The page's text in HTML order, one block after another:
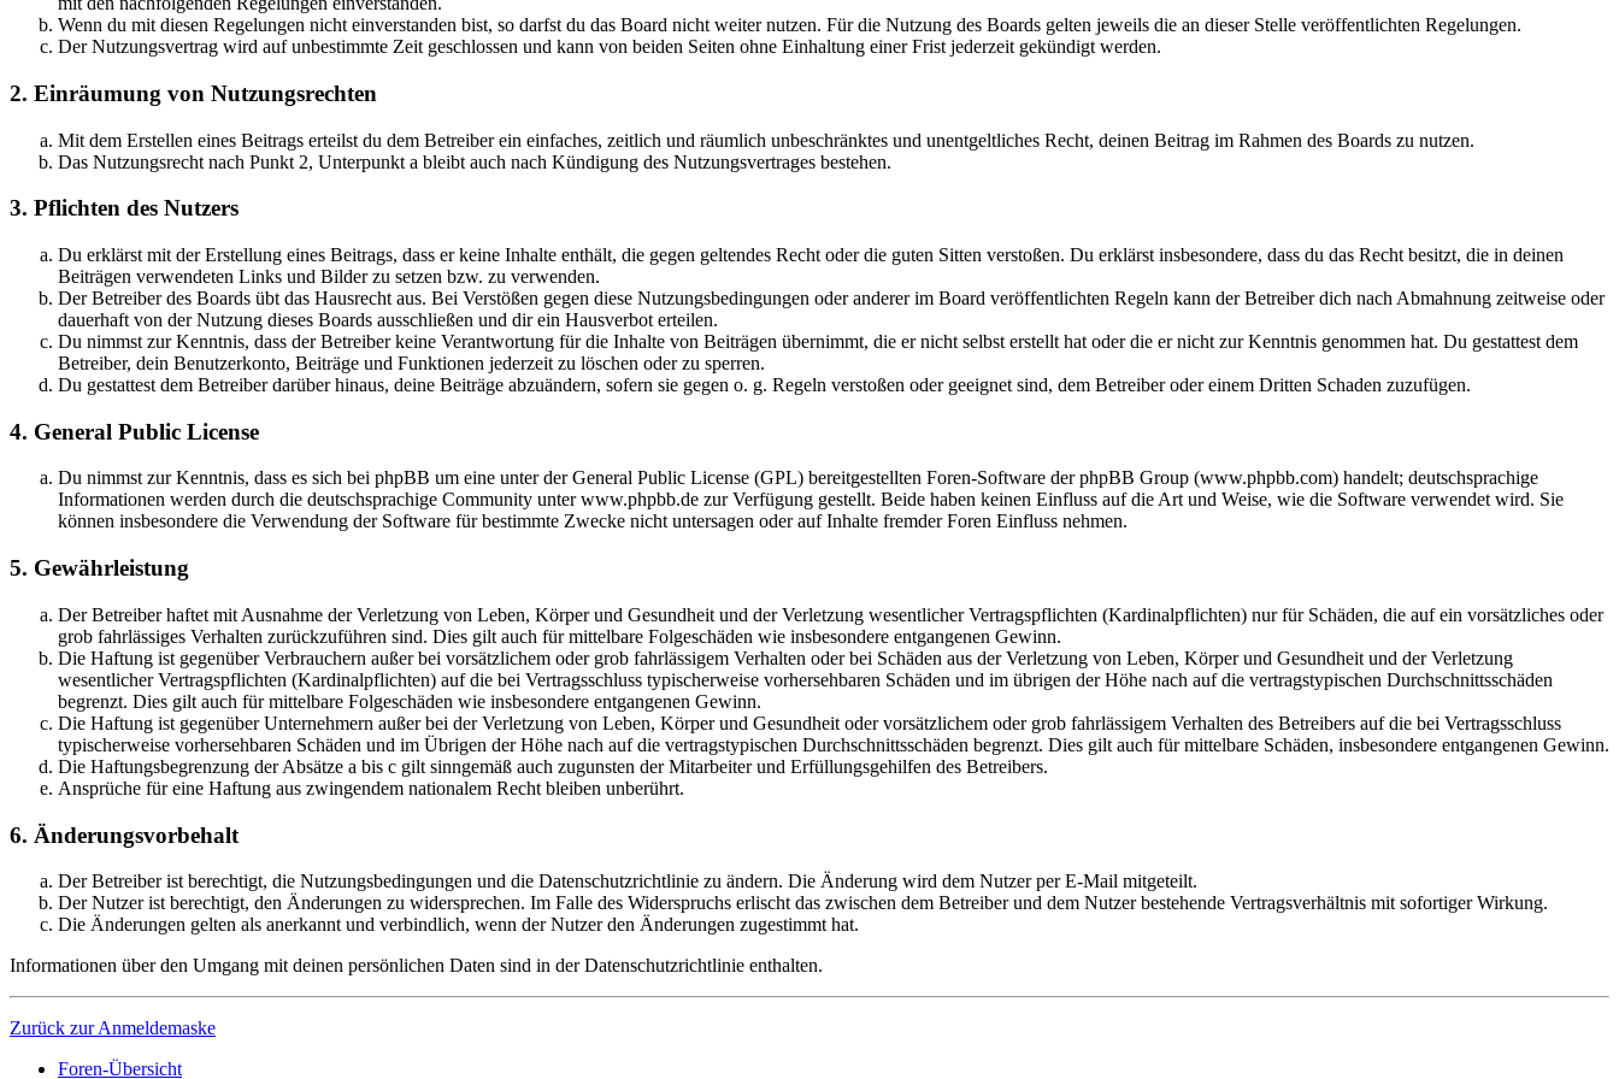
Wenn du mit diesen Regelungen nicht einverstanden bist, so darfst du das Board nicht weiter nutzen. Für die Nutzung des Boards gelten jeweils die an dieser Stelle veröffentlichten Regelungen.
Der Nutzungsvertrag wird auf unbestimmte Zeit geschlossen und kann von beiden Seiten ohne Einhaltung einer Frist jederzeit gekündigt werden.
2. Einräumung von Nutzungsrechten
Mit dem Erstellen eines Beitrags erteilst du dem Betreiber ein einfaches, zeitlich und räumlich unbeschränktes und unentgeltliches Recht, deinen Beitrag im Rahmen des Boards zu nutzen.
Das Nutzungsrecht nach Punkt 2, Unterpunkt a bleibt auch nach Kündigung des Nutzungsvertrages bestehen.
3. Pflichten des Nutzers
Du erklärst mit der Erstellung eines Beitrags, dass er keine Inhalte enthält, die gegen geltendes Recht oder die guten Sitten verstoßen. Du erklärst insbesondere, dass du das Recht besitzt, die in deinen
Beiträgen verwendeten Links und Bilder zu setzen bzw. zu verwenden.
Der Betreiber des Boards übt das Hausrecht aus. Bei Verstößen gegen diese Nutzungsbedingungen oder anderer im Board veröffentlichten Regeln kann der Betreiber dich nach Abmahnung zeitweise oder
dauerhaft von der Nutzung dieses Boards ausschließen und dir ein Hausverbot erteilen.
Du nimmst zur Kenntnis, dass der Betreiber keine Verantwortung für die Inhalte von Beiträgen übernimmt, die er nicht selbst erstellt hat oder die er nicht zur Kenntnis genommen hat. Du gestattest dem
Betreiber, dein Benutzerkonto, Beiträge und Funktionen jederzeit zu löschen oder zu sperren.
Du gestattest dem Betreiber darüber hinaus, deine Beiträge abzuändern, sofern sie gegen o. g. Regeln verstoßen oder geeignet sind, dem Betreiber oder einem Dritten Schaden zuzufügen.
4. General Public License
Du nimmst zur Kenntnis, dass es sich bei phpBB um eine unter der General Public License (GPL) bereitgestellten Foren-Software der phpBB Group (www.phpbb.com) handelt; deutschsprachige
Informationen werden durch die deutschsprachige Community unter www.phpbb.de zur Verfügung gestellt. Beide haben keinen Einfluss auf die Art und Weise, wie die Software verwendet wird. Sie
können insbesondere die Verwendung der Software für bestimmte Zwecke nicht untersagen oder auf Inhalte fremder Foren Einfluss nehmen.
5. Gewährleistung
Der Betreiber haftet mit Ausnahme der Verletzung von Leben, Körper und Gesundheit und der Verletzung wesentlicher Vertragspflichten (Kardinalpflichten) nur für Schäden, die auf ein vorsätzliches oder
grob fahrlässiges Verhalten zurückzuführen sind. Dies gilt auch für mittelbare Folgeschäden wie insbesondere entgangenen Gewinn.
Die Haftung ist gegenüber Verbrauchern außer bei vorsätzlichem oder grob fahrlässigem Verhalten oder bei Schäden aus der Verletzung von Leben, Körper und Gesundheit und der Verletzung
wesentlicher Vertragspflichten (Kardinalpflichten) auf die bei Vertragsschluss typischerweise vorhersehbaren Schäden und im übrigen der Höhe nach auf die vertragstypischen Durchschnittsschäden
begrenzt. Dies gilt auch für mittelbare Folgeschäden wie insbesondere entgangenen Gewinn.
Die Haftung ist gegenüber Unternehmern außer bei der Verletzung von Leben, Körper und Gesundheit oder vorsätzlichem oder grob fahrlässigem Verhalten des Betreibers auf die bei Vertragsschluss
typischerweise vorhersehbaren Schäden und im Übrigen der Höhe nach auf die vertragstypischen Durchschnittsschäden begrenzt. Dies gilt auch für mittelbare Schäden, insbesondere entgangenen Gewinn.
Die Haftungsbegrenzung der Absätze a bis c gilt sinngemäß auch zugunsten der Mitarbeiter und Erfüllungsgehilfen des Betreibers.
Ansprüche für eine Haftung aus zwingendem nationalem Recht bleiben unberührt.
6. Änderungsvorbehalt
Der Betreiber ist berechtigt, die Nutzungsbedingungen und die Datenschutzrichtlinie zu ändern. Die Änderung wird dem Nutzer per E-Mail mitgeteilt.
Der Nutzer ist berechtigt, den Änderungen zu widersprechen. Im Falle des Widerspruchs erlischt das zwischen dem Betreiber und dem Nutzer bestehende Vertragsverhältnis mit sofortiger Wirkung.
Die Änderungen gelten als anerkannt und verbindlich, wenn der Nutzer den Änderungen zugestimmt hat.
Informationen über den Umgang mit deinen persönlichen Daten sind in der Datenschutzrichtlinie enthalten.
Zurück zur Anmeldemaske
Foren-Übersicht